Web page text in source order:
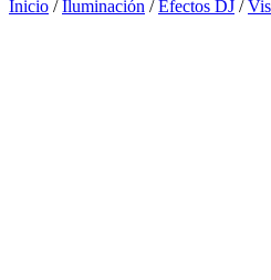
Inicio /Iluminación /Efectos DJ /